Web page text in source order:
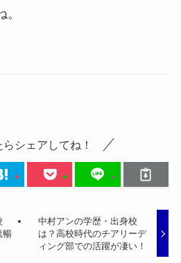
シェアしてね！
暢
中村アンの学歴・出身校
は？高校時代のチアリーデ
ィング部での活躍が凄い！